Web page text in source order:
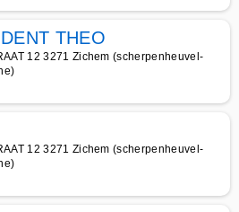
THEO
12 3271 Zichem (scherpenheuvel-
12 3271 Zichem (scherpenheuvel-